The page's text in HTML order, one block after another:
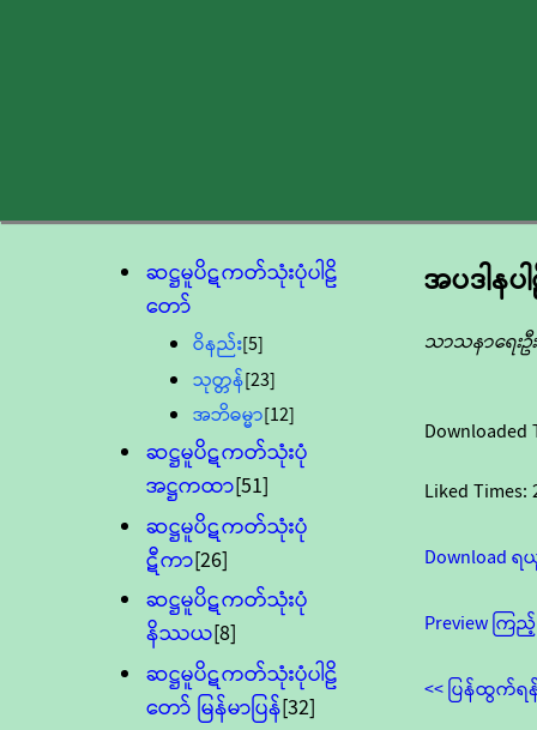
ဆဋ္ဌမူပိဋကတ်သုံးပုံပါဠိ
တော်
ဝိနည်း[5]
သုတ္တန်[23]
အဘိဓမ္မာ[12]
ဆဋ္ဌမူပိဋကတ်သုံးပုံ
အဋ္ဌကထာ[51]
ဆဋ္ဌမူပိဋကတ်သုံးပုံ
ဋီကာ[26]
ဆဋ္ဌမူပိဋကတ်သုံးပုံ
နိဿယ[8]
ဆဋ္ဌမူပိဋကတ်သုံးပုံပါဠိ
တော် မြန်မာပြန်[32]
အပဒါနပ
သာသနာရေးဦ
Downloaded
Liked Times:
Download
Preview ကြ
<< ပြန်ထွက်ရ